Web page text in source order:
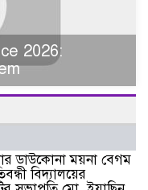
2026:
ডাউকোনা ময়না বেগম
বিদ্যালয়ের